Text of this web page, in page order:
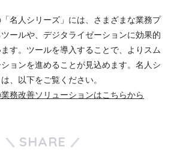
名人シリーズ」には、さまざまな業務プ
ールや、デジタライゼーションに効果的
す。ツールを導入することで、よりスム
ョンを進めることが見込めます。名人シ
、以下をご覧ください。
務改善ソリューションはこちらから
SHARE